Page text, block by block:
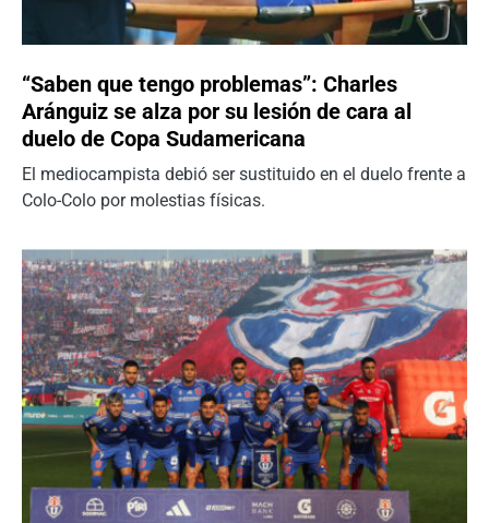
“Saben que tengo problemas”: Charles
Aránguiz se alza por su lesión de cara al
duelo de Copa Sudamericana
El mediocampista debió ser sustituido en el duelo frente a
Colo-Colo por molestias físicas.